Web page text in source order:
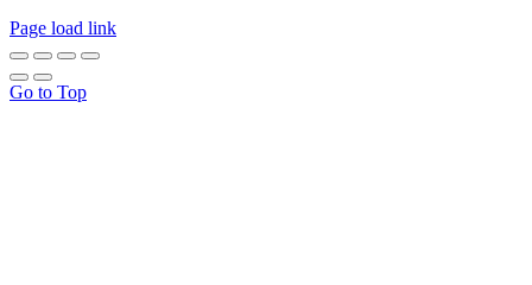
Page load link
Go to Top